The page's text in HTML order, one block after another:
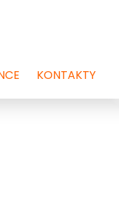
KONTAKTY